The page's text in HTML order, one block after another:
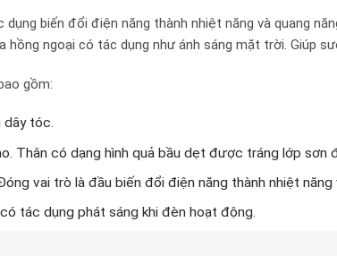
biến đổi điện năng thành nhiệt năng và quang
ngoại có tác dụng như ánh sáng mặt trời. Giúp
gồm:
dây tóc.
Thân có dạng hình quả bầu dẹt được tráng lớp sơn
vai trò là đầu biến đổi điện năng thành nhiệt năng
tác dụng phát sáng khi đèn hoạt động.